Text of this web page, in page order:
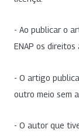
- Ao publicar o
ENAP os
- O artigo
outro meio sem
- O autor que